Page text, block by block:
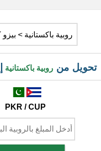
تحويل منروبية باكستانية
PKR / CUP